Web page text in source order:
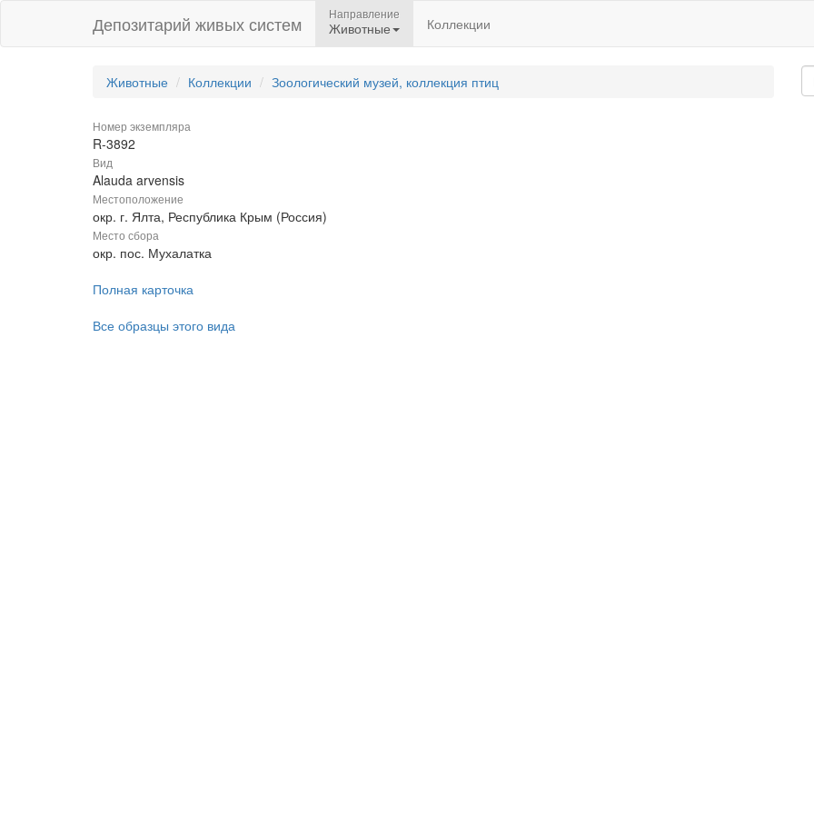
Депозитарий живых систем Направление
Животные Коллекции
Животные Коллекции Зоологический музей, коллекция птиц
Номер экземпляра
R-3892
Вид
Alauda arvensis
Местоположение
окр. г. Ялта, Республика Крым (Россия)
Место сбора
окр. пос. Мухалатка
Полная карточка
Все образцы этого вида